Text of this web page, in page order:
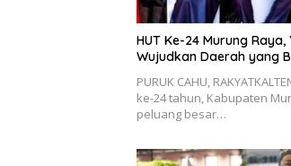
HUT Ke-24 Murung
Wujudkan Daerah yang
PURUK CAHU,
ke-24 tahun, Kabupaten
peluang besar…